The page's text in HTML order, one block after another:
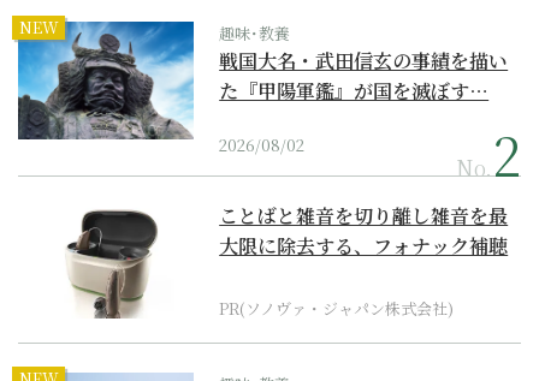
NEW 趣味･教養
戦国大名・武田信玄の事績を描い
た『甲陽軍鑑』が国を滅ぼす…
2026/08/02
No.
ことばと雑音を切り離し雑音を最
大限に除去する、フォナック補聴
PR(ソノヴァ・ジャパン株式会社)